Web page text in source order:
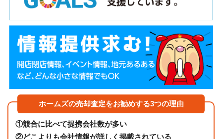
ホームズの売却査定をお勧めする3つの理由
①競合に比べて提携会社数が多い
②どこよりも会社情報が詳しく掲載されている